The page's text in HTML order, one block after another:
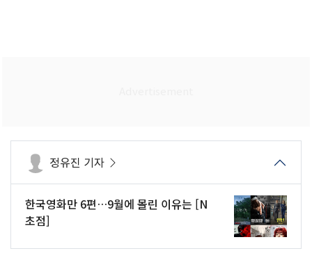
정유진 기자
한국영화만 6편…9월에 몰린 이유는 [N
초점]